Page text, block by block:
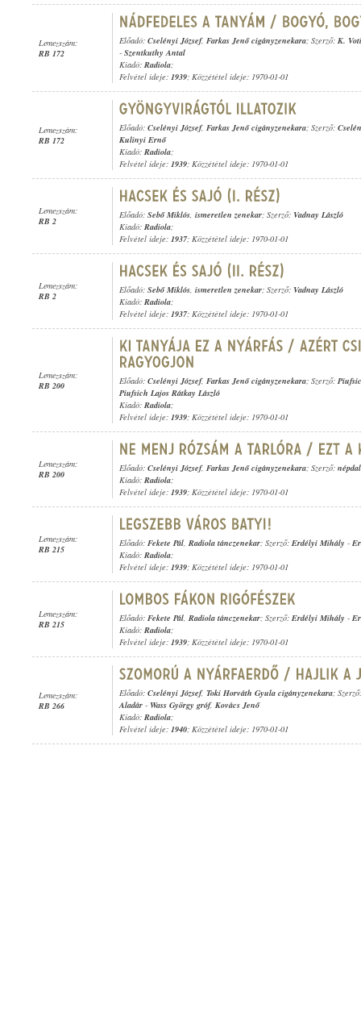
Lemezszám:
RB 172
Előadó: Cselényi József, Farkas Jenő cigányzenekara; Szerző: K.
- Szentkuthy Antal
Kiadó: Radiola;
Felvétel ideje: 1939; Közzététel ideje: 1970-01-01
Lemezszám:
RB 172
Előadó: Cselényi József, Farkas Jenő cigányzenekara; Szerző:
Kulinyi Ernő
Kiadó: Radiola;
Felvétel ideje: 1939; Közzététel ideje: 1970-01-01
Lemezszám:
RB 2
Előadó: Sebő Miklós, ismeretlen zenekar; Szerző: Vadnay László
Kiadó: Radiola;
Felvétel ideje: 1937; Közzététel ideje: 1970-01-01
Lemezszám:
RB 2
Előadó: Sebő Miklós, ismeretlen zenekar; Szerző: Vadnay László
Kiadó: Radiola;
Felvétel ideje: 1937; Közzététel ideje: 1970-01-01
Lemezszám:
RB 200
Előadó: Cselényi József, Farkas Jenő cigányzenekara; Szerző:
Piufsich Lajos Rátkay László
Kiadó: Radiola;
Felvétel ideje: 1939; Közzététel ideje: 1970-01-01
Lemezszám:
RB 200
Előadó: Cselényi József, Farkas Jenő cigányzenekara; Szerző: népdal
Kiadó: Radiola;
Felvétel ideje: 1939; Közzététel ideje: 1970-01-01
Lemezszám:
RB 215
Előadó: Fekete Pál, Radiola tánczenekar; Szerző: Erdélyi Mihály -
Kiadó: Radiola;
Felvétel ideje: 1939; Közzététel ideje: 1970-01-01
Lemezszám:
RB 215
Előadó: Fekete Pál, Radiola tánczenekar; Szerző: Erdélyi Mihály -
Kiadó: Radiola;
Felvétel ideje: 1939; Közzététel ideje: 1970-01-01
Lemezszám:
RB 266
Előadó: Cselényi József, Toki Horváth Gyula cigányzenekara;
Aladár - Wass György gróf, Kovács Jenő
Kiadó: Radiola;
Felvétel ideje: 1940; Közzététel ideje: 1970-01-01